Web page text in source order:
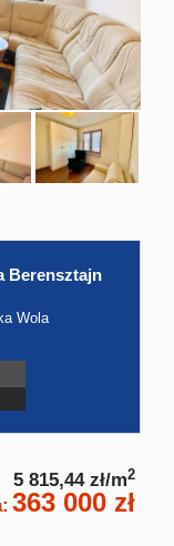
Berensztajn
Wola
5 815,44 zł/m2
363 000 zł